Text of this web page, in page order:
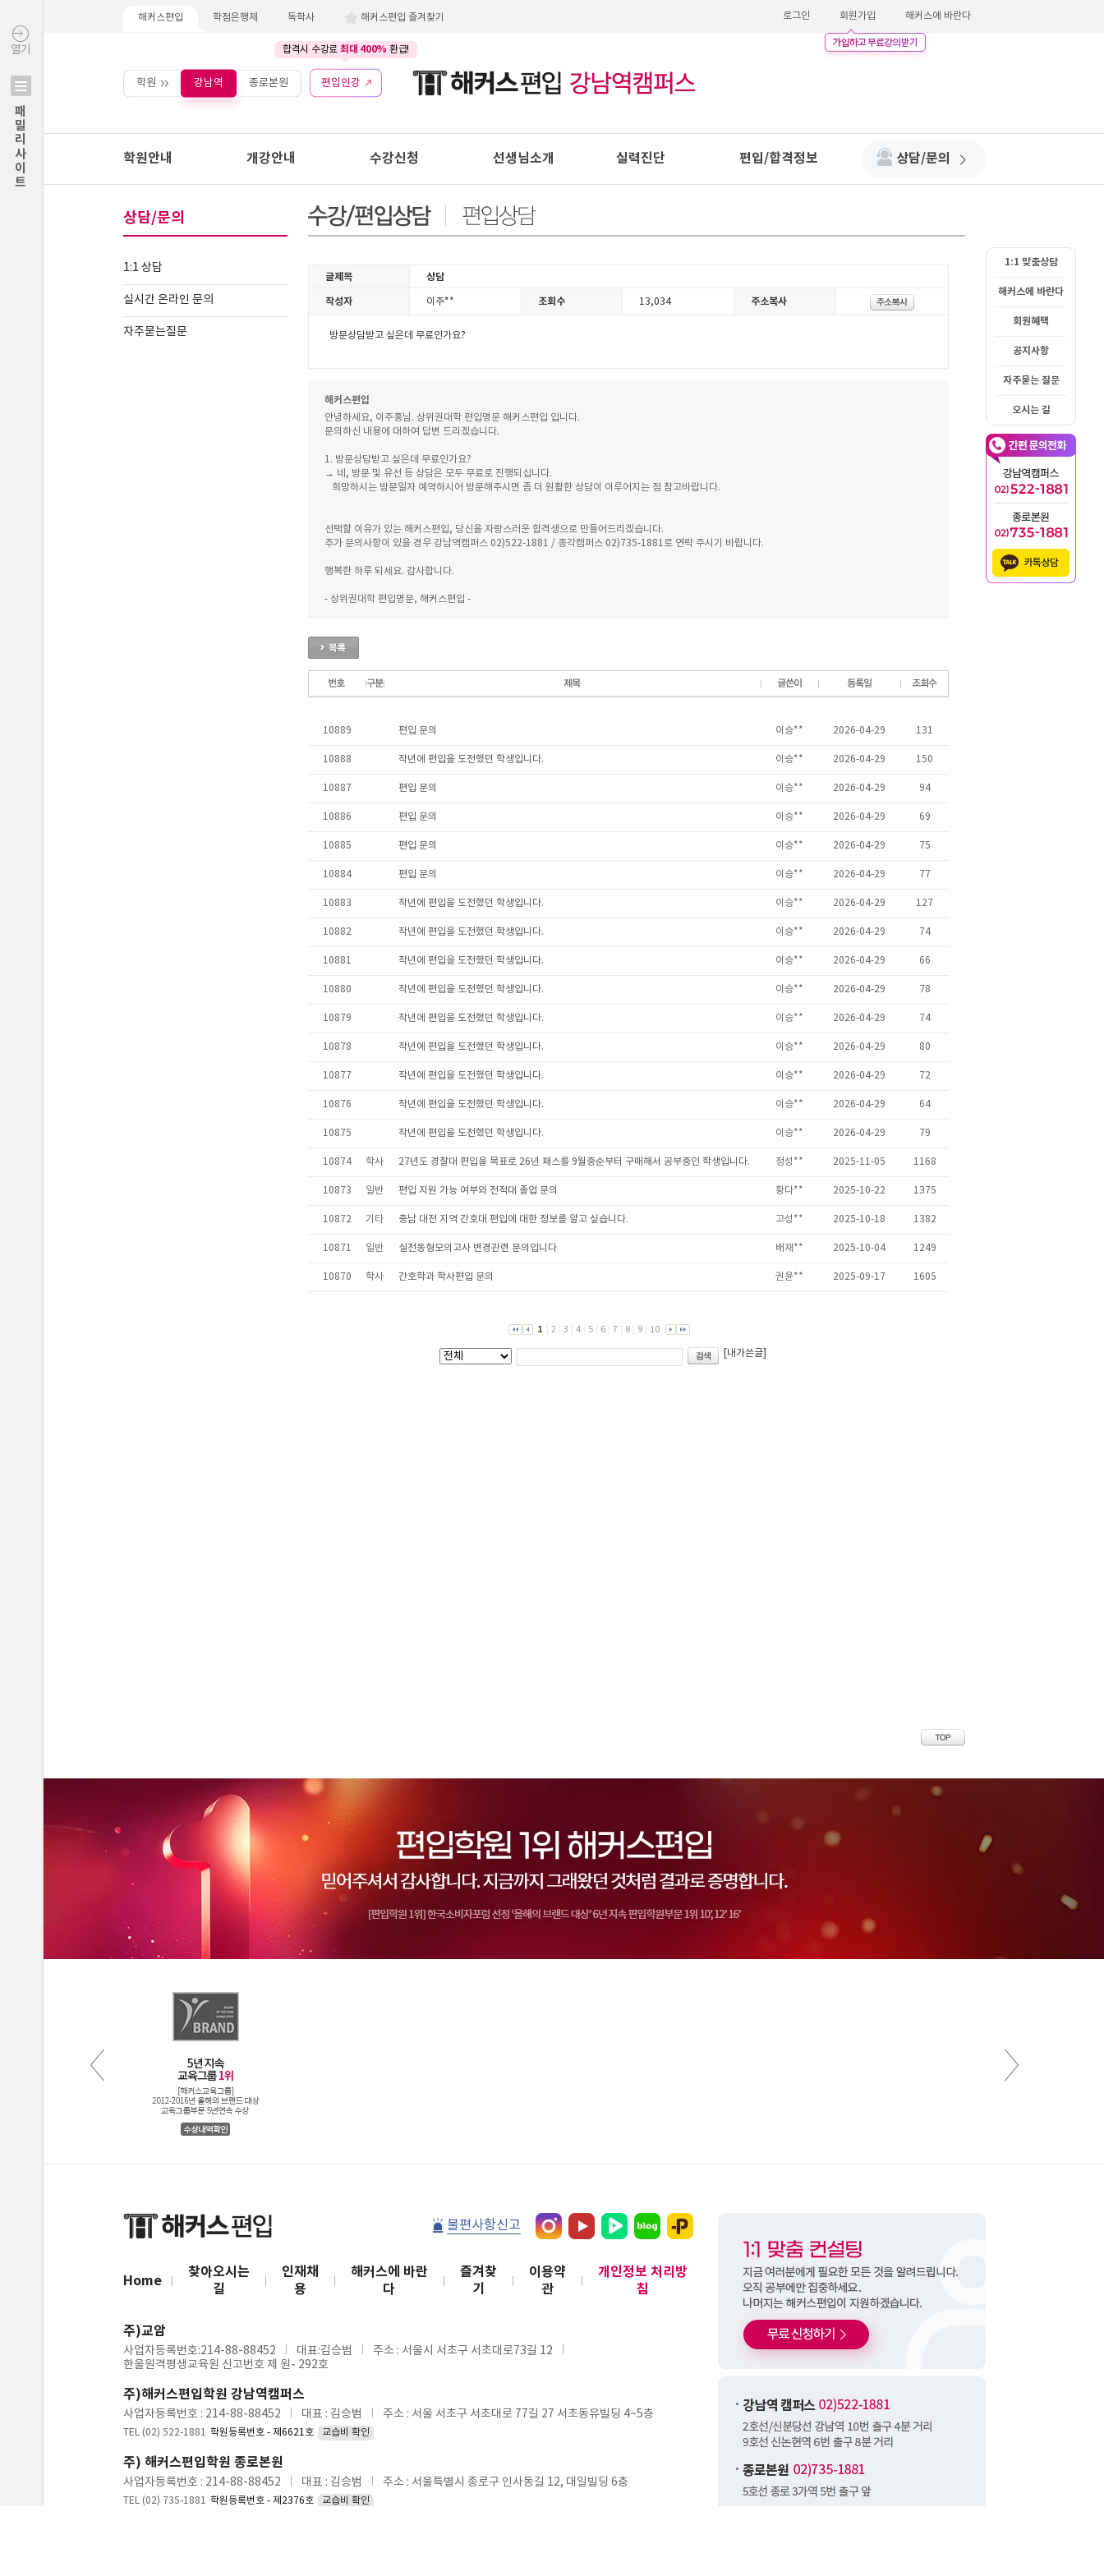
열기
패밀리사이트
해커스편입 학점은행제 독학사 해커스편입 즐겨찾기 로그인 회원가입 해커스에 바란다
합격시 수강료 최대 400% 환급!
학원 강남역 종로본원 편입인강
학원안내 개강안내 수강신청 선생님소개 실력진단 편입/합격정보 상담/문의
상담/문의
1:1 상담
실시간 온라인 문의
자주묻는질문
1:1 맞춤상담
해커스에 바란다
회원혜택
공지사항
자주묻는 질문
오시는 길
불편사항신고
Home
찾아오시는
길
인재채
용
해커스에 바란
다
즐겨찾
기
이용약
관
개인정보 처리방
침
주)교암
사업자등록번호:214-88-88452 대표:김승범
주소 : 서울시 서초구 서초대로73길 12
한울원격평생교육원 신고번호 제 원- 292호
주)해커스편입학원 강남역캠퍼스
사업자등록번호 : 214-88-88452 대표 : 김승범 주소 : 서울 서초구 서초대로 77길 27 서초동유빌딩 4~5층
TEL (02) 522-1881 학원등록번호 - 제6621호 교습비 확인
주) 해커스편입학원 종로본원
사업자등록번호 : 214-88-88452 대표 : 김승범 주소 : 서울특별시 종로구 인사동길 12, 대일빌딩 6층
TEL (02) 735-1881 학원등록번호 - 제2376호 교습비 확인